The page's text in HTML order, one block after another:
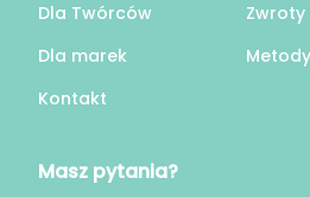
Dla Twórców
Dla marek
Kontakt
Masz pytania?